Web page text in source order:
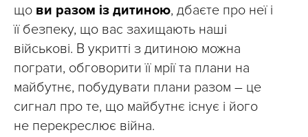
що ви разом із дитиною, дбаєте про неї і
її безпеку, що вас захищають наші
військові. В укритті з дитиною можна
пограти, обговорити її мрії та плани на
майбутнє, побудувати плани разом – це
сигнал про те, що майбутнє існує і його
не перекреслює війна.